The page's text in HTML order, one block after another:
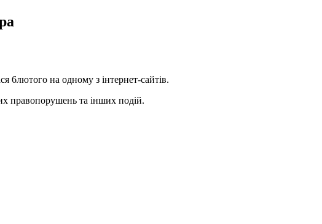
6лютого на одному з інтернет-сайтів.
правопорушень та інших подій.